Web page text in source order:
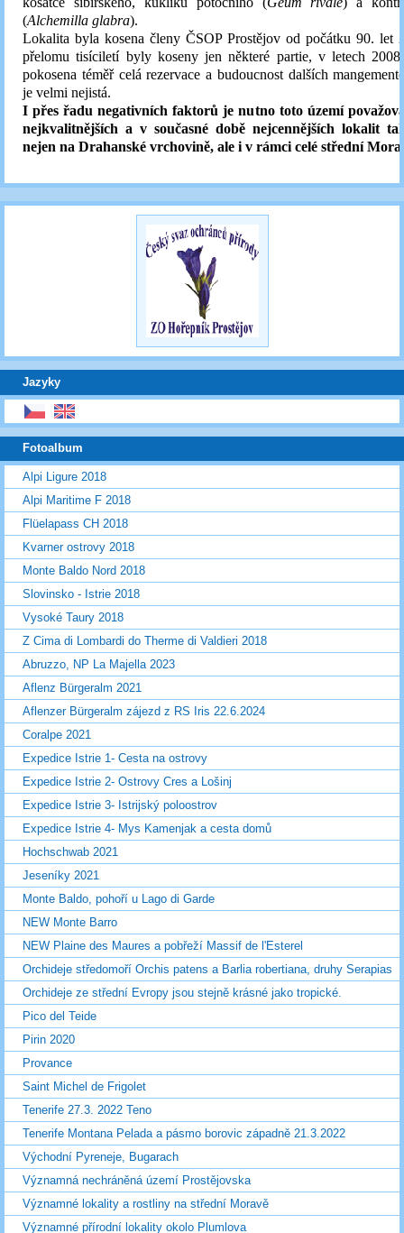
(Alchemilla glabra).
Lokalita byla kosena členy ČSOP Prostějov od počátku 90. let
přelomu tisíciletí byly koseny jen některé partie, v letech
pokosena téměř celá rezervace a budoucnost dalších
je velmi nejistá.
I přes řadu negativních faktorů je nutno toto území
nejkvalitnějších a v současné době nejcennějších lokalit
nejen na Drahanské vrchovině, ale i v rámci celé střední
Jazyky
Fotoalbum
Alpi Ligure 2018
Alpi Maritime F 2018
Flüelapass CH 2018
Kvarner ostrovy 2018
Monte Baldo Nord 2018
Slovinsko - Istrie 2018
Vysoké Taury 2018
Z Cima di Lombardi do Therme di Valdieri 2018
Abruzzo, NP La Majella 2023
Aflenz Bürgeralm 2021
Aflenzer Bürgeralm zájezd z RS Iris 22.6.2024
Coralpe 2021
Expedice Istrie 1- Cesta na ostrovy
Expedice Istrie 2- Ostrovy Cres a Lošinj
Expedice Istrie 3- Istrijský poloostrov
Expedice Istrie 4- Mys Kamenjak a cesta domů
Hochschwab 2021
Jeseníky 2021
Monte Baldo, pohoří u Lago di Garde
NEW Monte Barro
NEW Plaine des Maures a pobřeží Massif de l'Esterel
Orchideje středomoří Orchis patens a Barlia robertiana, druhy Serapias
Orchideje ze střední Evropy jsou stejně krásné jako tropické.
Pico del Teide
Pirin 2020
Provance
Saint Michel de Frigolet
Tenerife 27.3. 2022 Teno
Tenerife Montana Pelada a pásmo borovic západně 21.3.2022
Východní Pyreneje, Bugarach
Významná nechráněná území Prostějovska
Významné lokality a rostliny na střední Moravě
Významné přírodní lokality okolo Plumlova